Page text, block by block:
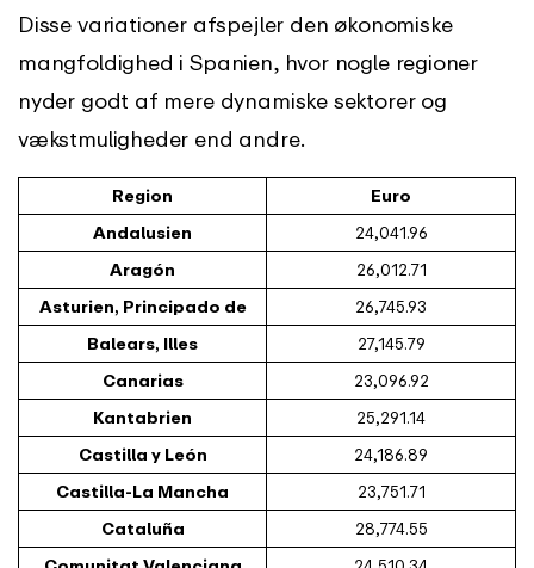
Disse variationer afspejler den økonomiske
mangfoldighed i Spanien, hvor nogle regioner
nyder godt af mere dynamiske sektorer og
vækstmuligheder end andre.
Region
Euro
Andalusien
24,041.96
Aragón
26,012.71
Asturien, Principado de
26,745.93
Balears, Illes
27,145.79
Canarias
23,096.92
Kantabrien
25,291.14
Castilla y León
24,186.89
Castilla-La Mancha
23,751.71
Cataluña
28,774.55